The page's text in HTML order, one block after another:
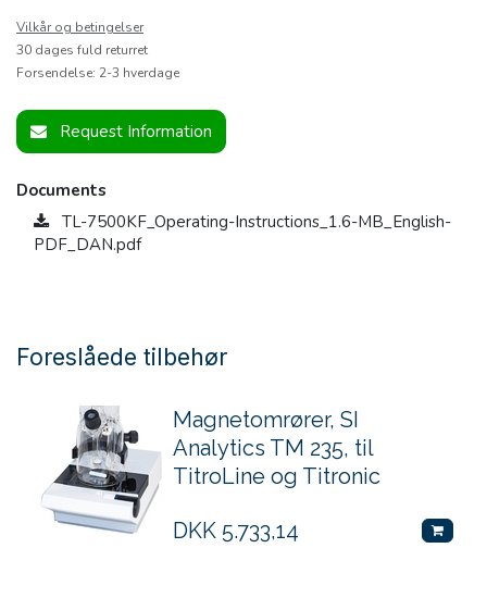
Vilkår og betingelser
30 dages fuld returret
Forsendelse: 2-3 hverdage
Request Information
Documents
TL-7500KF_Operating-Instructions_1.6-MB_English-
PDF_DAN.pdf
Foreslåede tilbehør
Magnetomrører, SI
Analytics TM 235, til
TitroLine og Titronic
DKK 5.733,14